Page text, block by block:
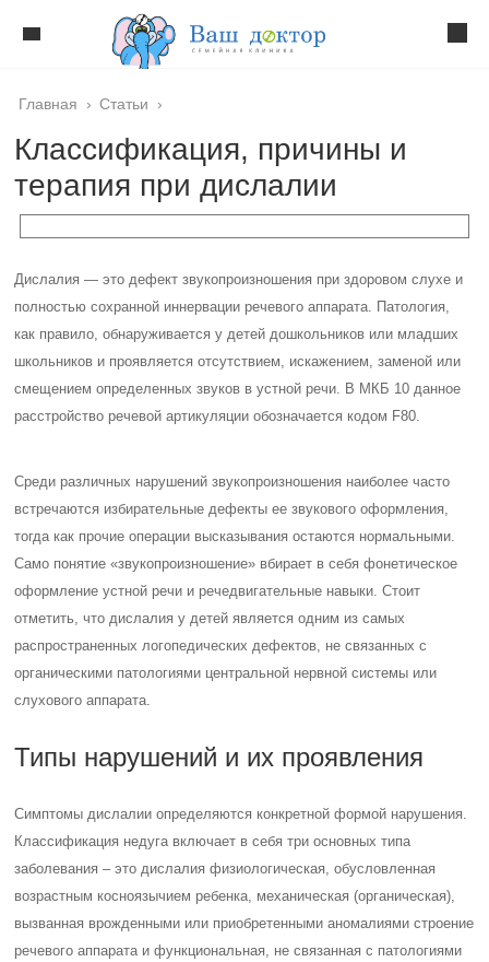
Главная › Статьи ›
Классификация, причины и
терапия при дислалии
Дислалия — это дефект звукопроизношения при здоровом слухе и
полностью сохранной иннервации речевого аппарата. Патология,
как правило, обнаруживается у детей дошкольников или младших
школьников и проявляется отсутствием, искажением, заменой или
смещением определенных звуков в устной речи. В МКБ 10 данное
расстройство речевой артикуляции обозначается кодом F80.
Среди различных нарушений звукопроизношения наиболее часто
встречаются избирательные дефекты ее звукового оформления,
тогда как прочие операции высказывания остаются нормальными.
Само понятие «звукопроизношение» вбирает в себя фонетическое
оформление устной речи и речедвигательные навыки. Стоит
отметить, что дислалия у детей является одним из самых
распространенных логопедических дефектов, не связанных с
органическими патологиями центральной нервной системы или
слухового аппарата.
Типы нарушений и их проявления
Симптомы дислалии определяются конкретной формой нарушения.
Классификация недуга включает в себя три основных типа
заболевания – это дислалия физиологическая, обусловленная
возрастным косноязычием ребенка, механическая (органическая),
вызванная врожденными или приобретенными аномалиями строение
речевого аппарата и функциональная, не связанная с патологиями